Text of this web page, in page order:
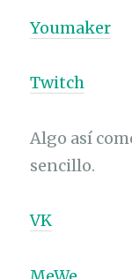
Youmaker
Twitch
Algo así
sencillo.
VK